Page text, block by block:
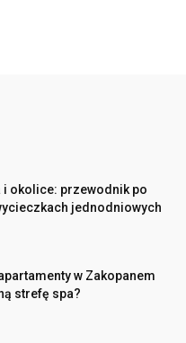
i okolice: przewodnik po
jednodniowych
w Zakopanem
strefę spa?